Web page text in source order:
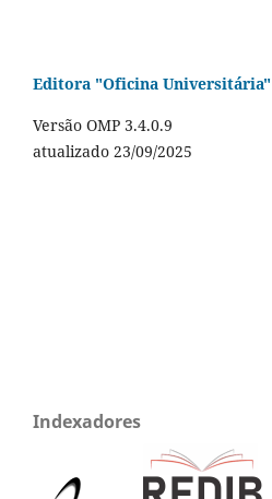
Editora "Oficina Universitária"
Versão OMP 3.4.0.9
atualizado 23/09/2025
Indexadores